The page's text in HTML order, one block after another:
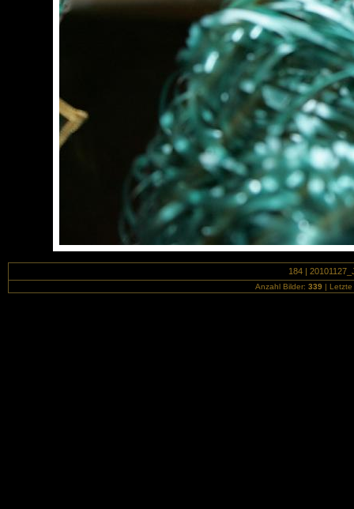
184 |
Anzahl Bilder:339 |